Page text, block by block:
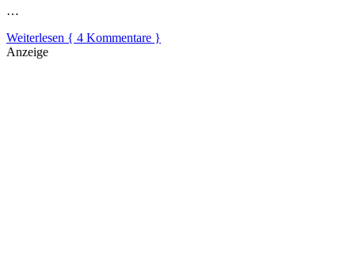
…
Weiterlesen { 4 Kommentare }
Anzeige